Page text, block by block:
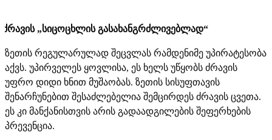
ძრავის „სიცოცხლის გასახანგრძლივებლად“
ზეთის რეგულარულად შეცვლას რამდენიმე უპირატესობა
აქვს. უპირველეს ყოვლისა, ეს ხელს უწყობს ძრავის
უფრო დიდი ხნით მუშაობას. ზეთის სისუფთავის
შენარჩუნებით შესაძლებელია შემცირდეს ძრავის ცვეთა.
ეს კი მანქანისთვის არის გადაადგილების შეფერხების
პრევენცია.